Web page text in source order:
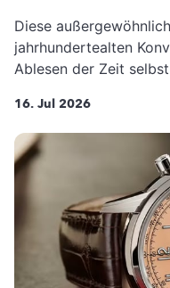
Diese
jahrhundertealten
Ablesen der Zeit
16. Jul 2026